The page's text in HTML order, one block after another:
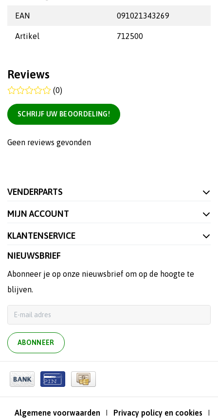
EAN 091021343269
Artikel 712500
Reviews
(0)
SCHRIJF UW BEOORDELING!
Geen reviews gevonden
VENDERPARTS
MIJN ACCOUNT
KLANTENSERVICE
NIEUWSBRIEF
Abonneer je op onze nieuwsbrief om op de hoogte te
blijven.
ABONNEER
Algemene voorwaarden Privacy policy en cookies